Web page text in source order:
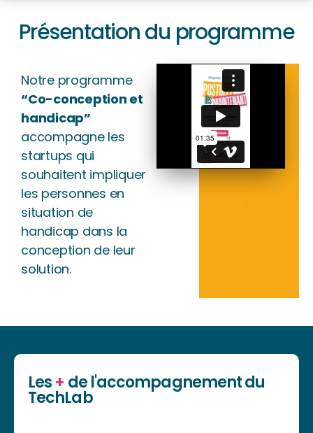
Présentation du programme
Notre programme
“Co-conception et
handicap”
accompagne les
startups qui
souhaitent impliquer
les personnes en
situation de
handicap dans la
conception de leur
solution.
Les+ de l'accompagnement du
TechLab